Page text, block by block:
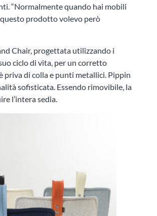
“Normalmente quando hai mobili
prodotto volevo però
Chair, progettata utilizzando i
ciclo di vita, per un corretto
priva di colla e punti metallici. Pippin
sofisticata. Essendo rimovibile, la
l’intera sedia.